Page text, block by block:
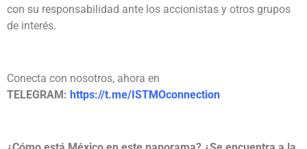
con su responsabilidad ante los accionistas y otros grupos
de interés.
Conecta con nosotros, ahora en
TELEGRAM: https://t.me/ISTMOconnection